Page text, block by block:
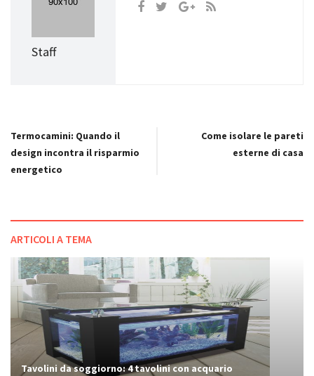
Staff
Termocamini: Quando il
design incontra il risparmio
energetico
Come isolare le pareti
esterne di casa
ARTICOLI A TEMA
Tavolini da soggiorno: 4 tavolini con acquario